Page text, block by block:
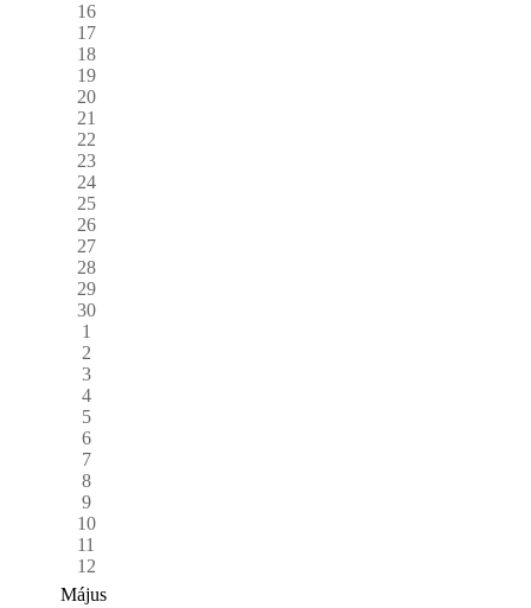
16
17
18
19
20
21
22
23
24
25
26
27
28
29
30
1
2
3
4
5
6
7
8
9
10
11
12
Május